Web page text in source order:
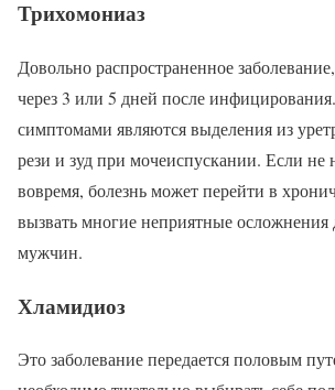
Трихомониаз
Довольно распространенное
через 3 или 5 дней после
симптомами являются выделения из
рези и зуд при мочеиспускании. Если не
вовремя, болезнь может перейти в
вызвать многие неприятные осложнения
мужчин.
Хламидиоз
Это заболевание передается половым